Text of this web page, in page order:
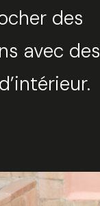
des
avec des